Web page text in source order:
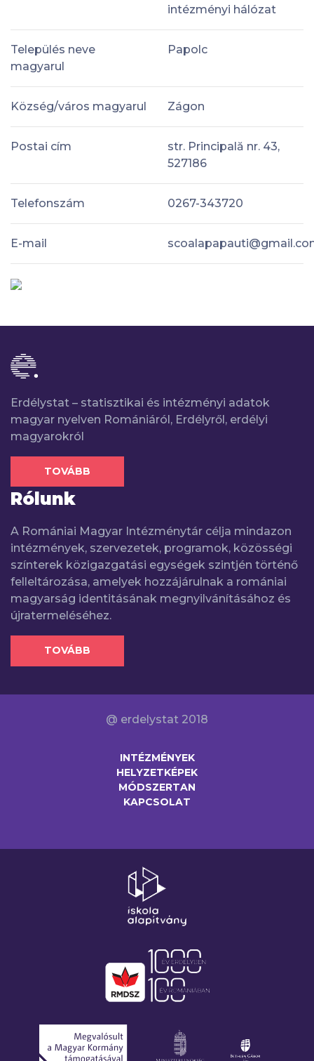
intézményi hálózat
Település neve
magyarul
Papolc
Község/város magyarul Zágon
Postai cím
str. Principală nr. 43,
527186
Telefonszám 0267-343720
E-mail
Erdélystat – statisztikai és intézményi adatok
magyar nyelven Romániáról, Erdélyről, erdélyi
magyarokról
TOVÁBB
Rólunk
A Romániai Magyar Intézménytár célja mindazon
intézmények, szervezetek, programok, közösségi
színterek közigazgatási egységek szintjén történő
felleltározása, amelyek hozzájárulnak a romániai
magyarság identitásának megnyilvánításához és
újratermeléséhez.
TOVÁBB
@ erdelystat 2018
INTÉZMÉNYEK
HELYZETKÉPEK
MÓDSZERTAN
KAPCSOLAT